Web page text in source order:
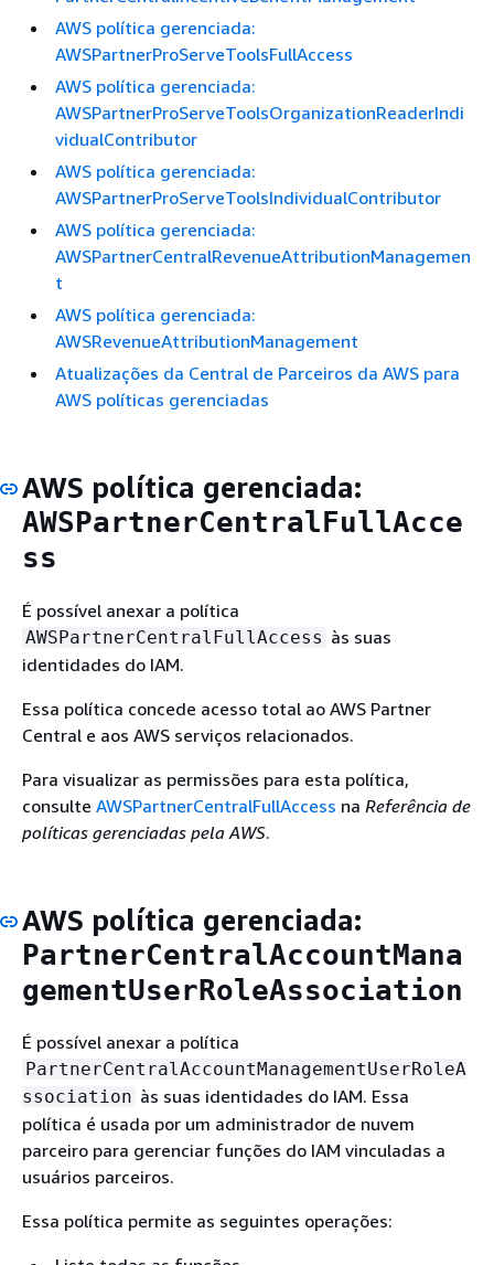
AWS política gerenciada:
AWSPartnerProServeToolsFullAccess
AWS política gerenciada:
AWSPartnerProServeToolsOrganizationReaderIndi
vidualContributor
AWS política gerenciada:
AWSPartnerProServeToolsIndividualContributor
AWS política gerenciada:
AWSPartnerCentralRevenueAttributionManagemen
t
AWS política gerenciada:
AWSRevenueAttributionManagement
Atualizações da Central de Parceiros da AWS para
AWS políticas gerenciadas
AWS política gerenciada:
AWSPartnerCentralFullAcce
ss
É possível anexar a política
AWSPartnerCentralFullAccess às suas
identidades do IAM.
Essa política concede acesso total ao AWS Partner
Central e aos AWS serviços relacionados.
Para visualizar as permissões para esta política,
consulte AWSPartnerCentralFullAccess na Referência de
políticas gerenciadas pela AWS.
AWS política gerenciada:
PartnerCentralAccountMana
gementUserRoleAssociation
É possível anexar a política
PartnerCentralAccountManagementUserRoleA
ssociation às suas identidades do IAM. Essa
política é usada por um administrador de nuvem
parceiro para gerenciar funções do IAM vinculadas a
usuários parceiros.
Essa política permite as seguintes operações: